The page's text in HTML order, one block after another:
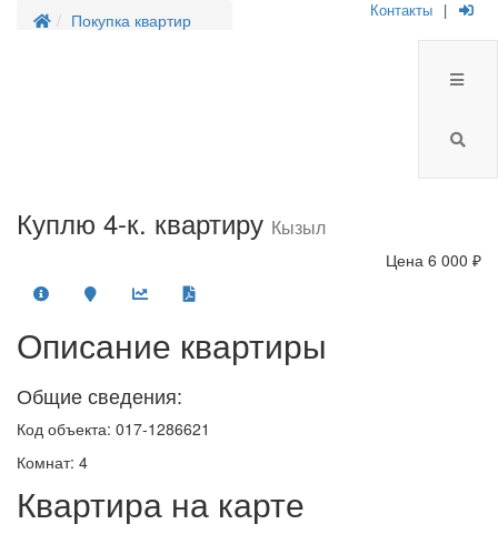
Покупка квартир Контакты |
Куплю 4-к. квартиру Кызыл
Цена 6 000 ₽
Описание квартиры
Общие сведения:
Код объекта: 017-1286621
Комнат: 4
Квартира на карте